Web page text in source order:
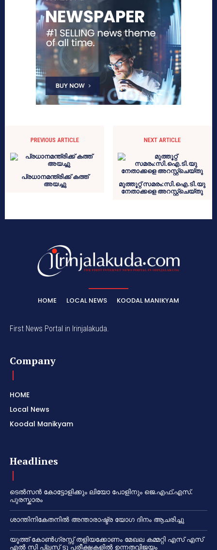
PREVIOUS ARTICLE
പ്രധാനമന്ത്രിക്ക് കത്ത്
അയച്ചു
NEXT ARTICLE
മുത്തൂറ്റ് സമരം:സി.ഐ.ടി.യു
നേതാക്കളെ അറസ്റ്റ്‌ചെയ്തു
HOME LOCAL NEWS KOODAL MANIKYAM
First News Portal in Irinjalakuda.
Company
HOME
Local News
Koodal Manikyam
Headlines
ടെൽസൻ കോട്ടോളിക്കും ലിയോ പോളിനും ജെ.എഫ്.എസ്.
പുരസ്കാരം
ശാന്തിനികേതനിൽ അന്താരാഷ്ട്ര യോഗ ദിനം ആചരിച്ചു
യൂത്ത് കോൺഗ്രസ്സ് തളിയക്കോണം മേഖല കമ്മറ്റി എസ് എസ്
എൽ സി പ്ലസ് ടു പരീക്ഷകളിൽ ഉന്നതവിജയം